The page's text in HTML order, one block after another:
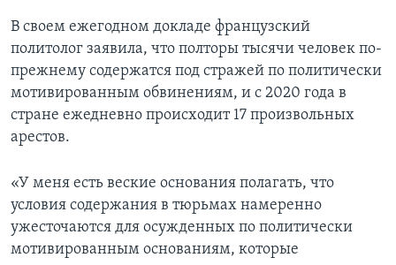
В своем ежегодном докладе французский
политолог заявила, что полторы тысячи человек по-
прежнему содержатся под стражей по политически
мотивированным обвинениям, и с 2020 года в
стране ежедневно происходит 17 произвольных
арестов.
«У меня есть веские основания полагать, что
условия содержания в тюрьмах намеренно
ужесточаются для осужденных по политически
мотивированным основаниям, которые